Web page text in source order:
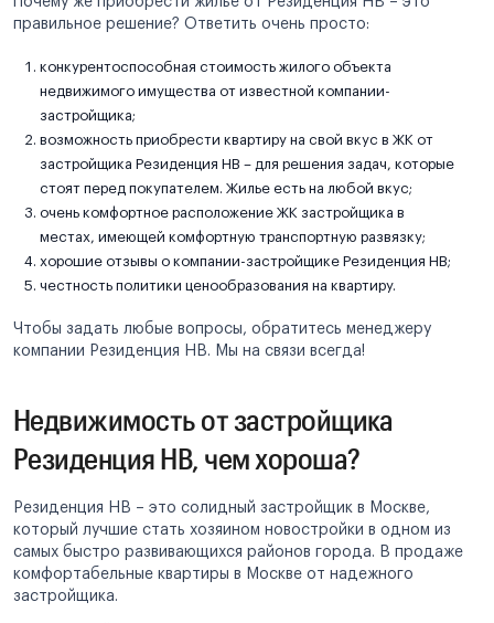
правильное решение? Ответить очень просто:
конкурентоспособная стоимость жилого объекта
недвижимого имущества от известной компании-
застройщика;
возможность приобрести квартиру на свой вкус в ЖК от
застройщика Резиденция НВ – для решения задач, которые
стоят перед покупателем. Жилье есть на любой вкус;
очень комфортное расположение ЖК застройщика в
местах, имеющей комфортную транспортную развязку;
хорошие отзывы о компании-застройщике Резиденция НВ;
честность политики ценообразования на квартиру.
Чтобы задать любые вопросы, обратитесь менеджеру
компании Резиденция НВ. Мы на связи всегда!
Недвижимость от застройщика
Резиденция НВ, чем хороша?
Резиденция НВ – это солидный застройщик в Москве,
который лучшие стать хозяином новостройки в одном из
самых быстро развивающихся районов города. В продаже
комфортабельные квартиры в Москве от надежного
застройщика.